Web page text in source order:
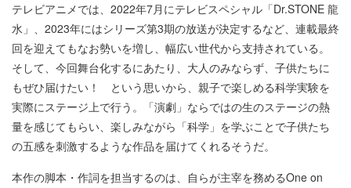
テレビアニメでは、2022年7月にテレビスペシャル「Dr.STONE 龍
水」、2023年にはシリーズ第3期の放送が決定するなど、連載最終
回を迎えてもなお勢いを増し、幅広い世代から支持されている。
そして、今回舞台化するにあたり、大人のみならず、子供たちに
もぜひ届けたい！ という思いから、親子で楽しめる科学実験を
実際にステージ上で行う。「演劇」ならではの生のステージの熱
量を感じてもらい、楽しみながら「科学」を学ぶことで子供たち
の五感を刺激するような作品を届けてくれるそうだ。
本作の脚本・作詞を担当するのは、自らが主宰を務めるOne on